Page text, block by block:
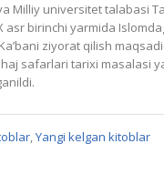
Milliy universitet talabasi
asr birinchi yarmida
ziyorat qilish
safarlari tarixi masalasi
,Yangi kelgan kitoblar